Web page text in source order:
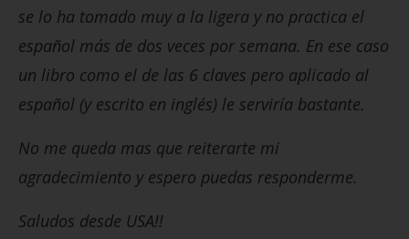
se lo ha tomado muy a la ligera y no practica el
español más de dos veces por semana. En ese caso
un libro como el de las 6 claves pero aplicado al
español (y escrito en inglés) le serviría bastante.
No me queda mas que reiterarte mi
agradecimiento y espero puedas responderme.
Saludos desde USA!!